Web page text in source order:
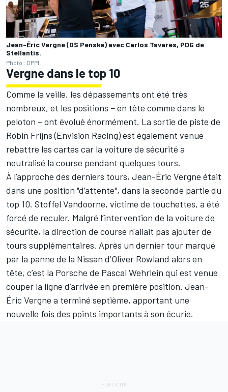
Jean-Éric Vergne (DS Penske) avec Carlos Tavares, PDG de
Stellantis.
Photo : DPPI
Vergne dans le top 10
Comme la veille, les dépassements ont été très
nombreux, et les positions − en tête comme dans le
peloton − ont évolué énormément. La sortie de piste de
Robin Frijns(Envision Racing) est également venue
rebattre les cartes car la voiture de sécurité a
neutralisé la course pendant quelques tours.
À l’approche des derniers tours, Jean-Éric Vergne était
dans une position "d’attente", dans la seconde partie du
top 10. Stoffel Vandoorne, victime de touchettes, a été
forcé de reculer. Malgré l’intervention de la voiture de
sécurité, la direction de course n'allait pas ajouter de
tours supplémentaires. Après un dernier tour marqué
par la panne de la Nissan d’Oliver Rowland alors en
tête, c’est la Porsche de Pascal Wehrlein qui est venue
couper la ligne d’arrivée en première position. Jean-
Éric Vergne a terminé septième, apportant une
nouvelle fois des points importants à son écurie.